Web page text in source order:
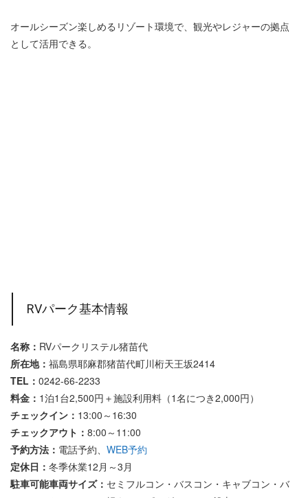
オールシーズン楽しめるリゾート環境で、観光やレジャーの拠点
として活用できる。
RVパーク基本情報
名称： RVパークリステル猪苗代
所在地： 福島県耶麻郡猪苗代町川桁天王坂2414
TEL： 0242-66-2233
料金： 1泊1台2,500円＋施設利用料（1名につき2,000円）
チェックイン： 13:00～16:30
チェックアウト： 8:00～11:00
予約方法： 電話予約、 WEB予約
定休日： 冬季休業12月～3月
駐車可能車両サイズ： セミフルコン・バスコン・キャブコン・バ